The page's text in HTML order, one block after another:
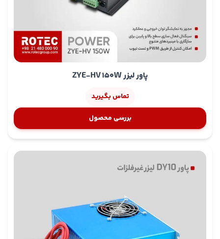
پاور لیزر ZYE-HV 150W
تماس بگیرید
بررسی محصول